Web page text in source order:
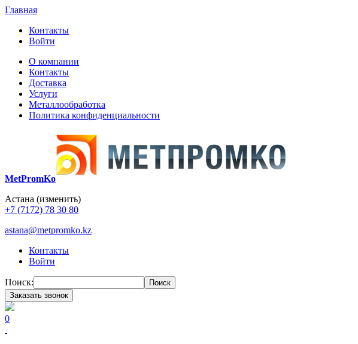
Главная
Контакты
Войти
О компании
Контакты
Доставка
Услуги
Металлообработка
Политика конфиденциальности
MetPromKo
Астана (изменить)
+7 (7172) 78 30 80
astana@metpromko.kz
Контакты
Войти
Поиск:
Поиск
Заказать звонок
0